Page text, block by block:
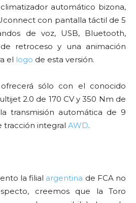
automático bizona,
con pantalla táctil de 5
de voz, USB, Bluetooth,
retroceso y una animación
el logo de esta versión.
sólo con el conocido
2.0 de 170 CV y 350 Nm de
transmisión automática de 9
tracción integral AWD.
la filial argentina de FCA no
creemos que la Toro